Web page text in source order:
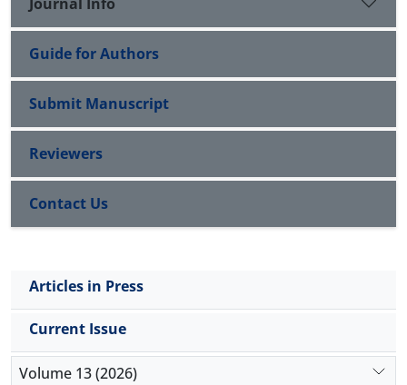
Guide for Authors
Submit Manuscript
Reviewers
Contact Us
Articles in Press
Current Issue
Volume 13 (2026)